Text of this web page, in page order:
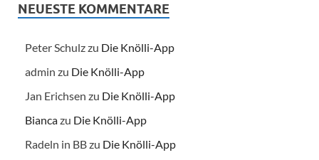
NEUESTE KOMMENTARE
Peter Schulzzu Die Knölli-App
admin zu Die Knölli-App
Jan Erichsen zu Die Knölli-App
Biancazu Die Knölli-App
Radeln in BBzu Die Knölli-App